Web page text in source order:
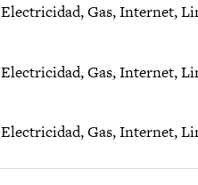
Electricidad, Gas, Internet,
Electricidad, Gas, Internet,
Electricidad, Gas, Internet,